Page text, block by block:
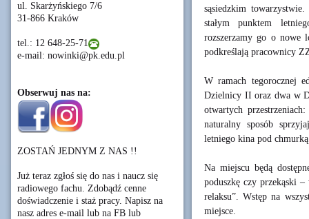
ul. Skarżyńskiego 7/6
31-866 Kraków
tel.: 12 648-25-71
e-mail: nowinki@pk.edu.pl
Obserwuj nas na:
ZOSTAŃ JEDNYM Z NAS !!
Już teraz zgłoś się do nas i naucz się
radiowego fachu. Zdobądź cenne
doświadczenie i staż pracy. Napisz na
nasz adres e-mail lub na FB lub
sąsiedzkim
stałym punktem
rozszerzamy go o nowe
podkreślają pracownicy
W ramach tegorocznej
Dzielnicy II oraz dwa w
otwartych
naturalny sposób
letniego kina pod
Na miejscu będą
poduszkę czy przekąski –
relaksu”. Wstęp na
miejsce.